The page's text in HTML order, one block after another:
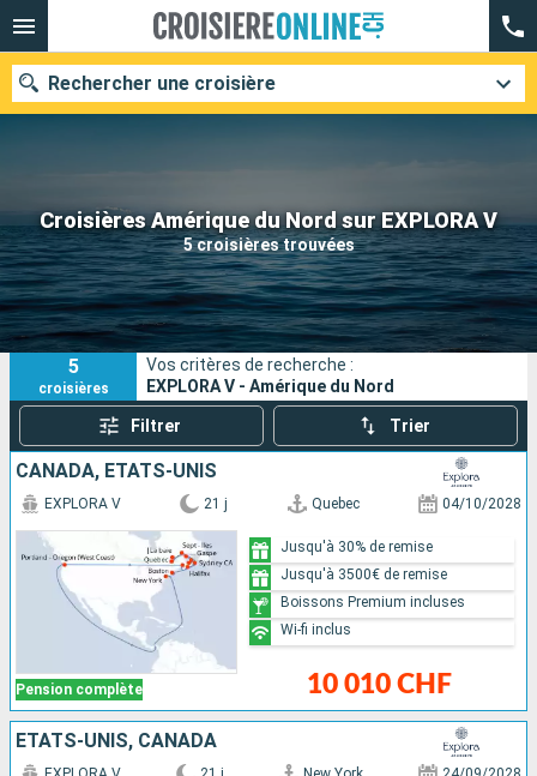
Croisières Amérique du Nord sur EXPLORA V
5 croisières trouvées
Rechercher une croisière
Nos destinations
Mois de départ
Ports Compagnies
Rechercher
5
croisières
Vos critères de recherche :
EXPLORA V - Amérique du Nord
Filtrer Trier
CANADA, ÉTATS-UNIS
Pension complète
EXPLORA V 21 j Quebec 04/10/2028
10 010 CHF
Jusqu'à 30% de remise
Jusqu'à 3500€ de remise
Boissons Premium incluses
Wi-fi inclus
ÉTATS-UNIS, CANADA